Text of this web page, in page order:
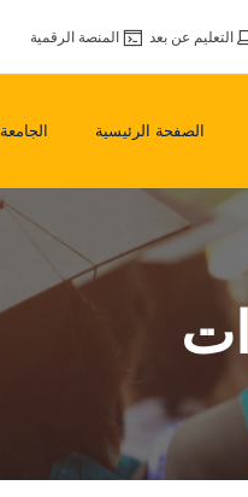
التعليم عن بعد المنصة الرقمية
الصفحة الرئيسية الجامعة